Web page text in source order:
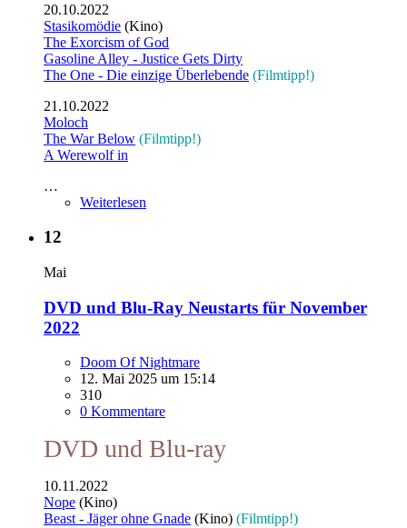
20.10.2022
Stasikomödie (Kino)
The Exorcism of God
Gasoline Alley - Justice Gets Dirty
The One - Die einzige Überlebende (Filmtipp!)
21.10.2022
Moloch
The War Below (Filmtipp!)
A Werewolf in
…
Weiterlesen
12
Mai
DVD und Blu-Ray Neustarts für November
2022
Doom Of Nightmare
12. Mai 2025 um 15:14
310
0 Kommentare
DVD und Blu-ray
10.11.2022
Nope (Kino)
Beast - Jäger ohne Gnade (Kino) (Filmtipp!)